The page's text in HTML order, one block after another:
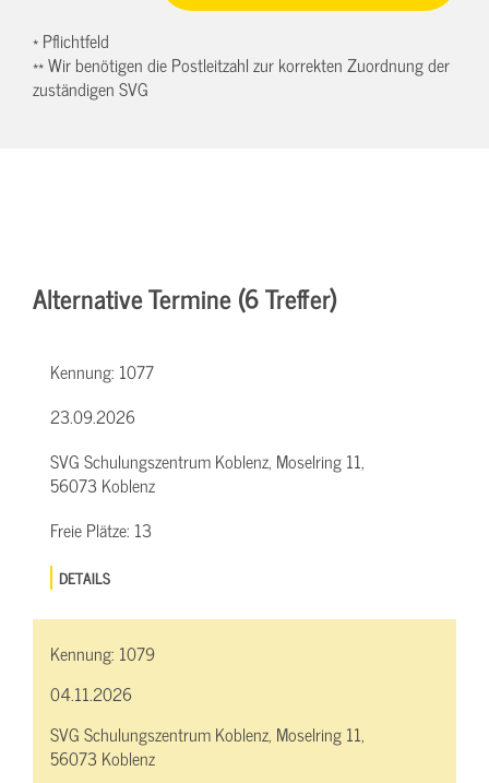
* Pflichtfeld
** Wir benötigen die Postleitzahl zur korrekten Zuordnung der
zuständigen SVG
Alternative Termine (6 Treffer)
Kennung: 1077
23.09.2026
SVG Schulungszentrum Koblenz, Moselring 11,
56073 Koblenz
Freie Plätze: 13
DETAILS
Kennung: 1079
04.11.2026
SVG Schulungszentrum Koblenz, Moselring 11,
56073 Koblenz